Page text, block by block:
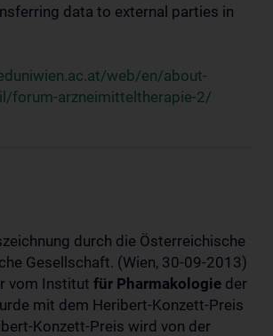
data to external parties in
web/en/about-
forum-arzneimitteltherapie-2/
durch die Österreichische
Gesellschaft. (Wien, 30-09-2013)
vom Institut für Pharmakologie der
mit dem Heribert-Konzett-Preis
Konzett-Preis wird von der